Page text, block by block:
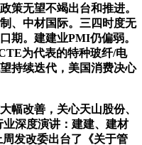
策无望不竭出台和推进。
、中材国际。三四时度无
期。建建业PMI仍偏弱。
为代表的特种玻纤/电
持续迭代，美国消费决心
改善，关心天山股份、
深度演讲：建建、建材
发改委出台了《关于管